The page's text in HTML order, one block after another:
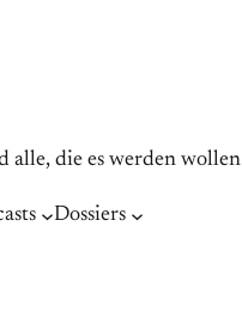
alle, die es werden
Dossiers